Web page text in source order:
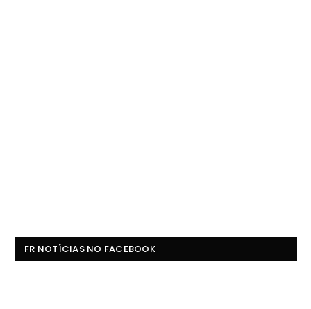
FR NOTÍCIAS NO FACEBOOK